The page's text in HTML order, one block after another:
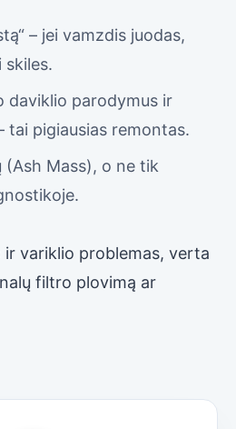
– jei vamzdis juodas,
skiles.
daviklio parodymus ir
tai pigiausias remontas.
Mass), o ne tik
variklio problemas, verta
filtro plovimą ar